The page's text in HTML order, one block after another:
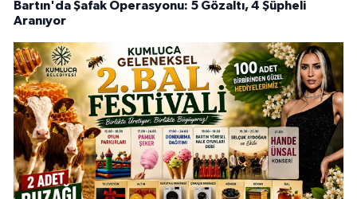
Bartın'da Şafak Operasyonu: 5 Gözaltı, 4 Şüpheli
Aranıyor